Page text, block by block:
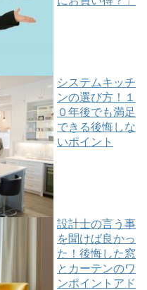
システムキッチ
ンの選び方！１
０年後でも満足
できる後悔しな
いポイント
設計士の言う事
を聞けば良かっ
た！後悔した窓
とカーテンのワ
ンポイントアド